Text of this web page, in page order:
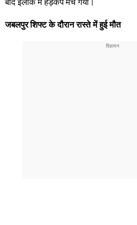
बाद इलाके में हड़कंप मच गया।
जबलपुर शिफ्ट के दौरान रास्ते में हुई मौत